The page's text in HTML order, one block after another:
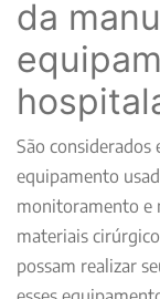
da
São
equipamento
monitoramento e
materiais
possam realizar